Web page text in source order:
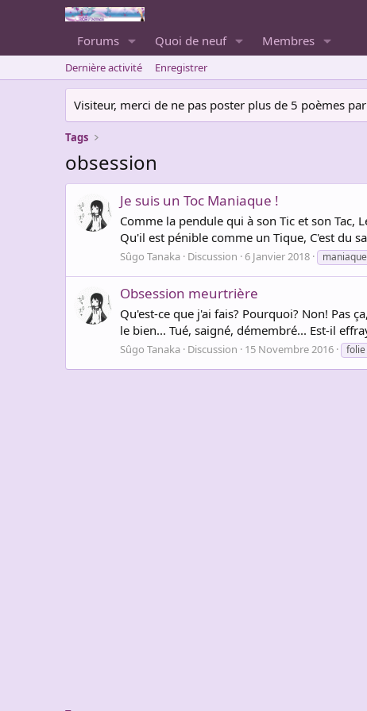
Forums Quoi de neuf Membres
Dernière activité Enregistrer
Visiteur, merci de ne pas poster plus de 5 poèmes
Tags
obsession
Je suis un Toc Maniaque !
Comme la pendule qui à son Tic et son Tac,
Qu'il est pénible comme un Tique, C'est du
Sûgo Tanaka Discussion 6 Janvier 2018 maniaque
Obsession meurtrière
Qu'est-ce que j'ai fais? Pourquoi? Non! Pas
le bien... Tué, saigné, démembré... Est-il
Sûgo Tanaka Discussion 15 Novembre 2016 folie